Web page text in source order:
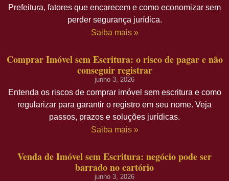
Prefeitura, fatores que encarecem e como economizar sem
perder segurança jurídica.
Saiba mais »
Comprar Imóvel sem Escritura: o risco de pagar e não
conseguir registrar
junho 3, 2026
Entenda os riscos de comprar imóvel sem escritura e como
regularizar para garantir o registro em seu nome. Veja
passos, prazos e soluções jurídicas.
Saiba mais »
Venda de Imóvel sem Escritura: negócio pode ser
barrado no cartório
junho 3, 2026